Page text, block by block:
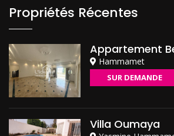
Propriétés Récentes
Appartement
Hammamet
SUR DEMANDE
Villa Oumaya